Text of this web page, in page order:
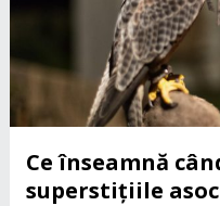
Ce înseamnă
superstițiile